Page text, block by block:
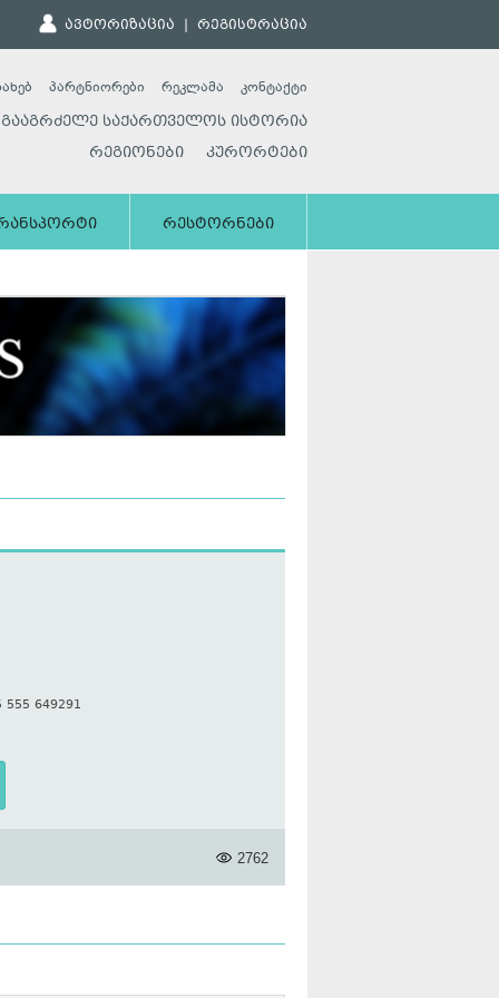
ავტორიზაცია | რეგისტრაცია
პარტნიორები რეკლამა კონტაქტი
გააგრძელე საქართველოს ისტორია
რეგიონები
კურორტები
რესტორნები
649291
2762